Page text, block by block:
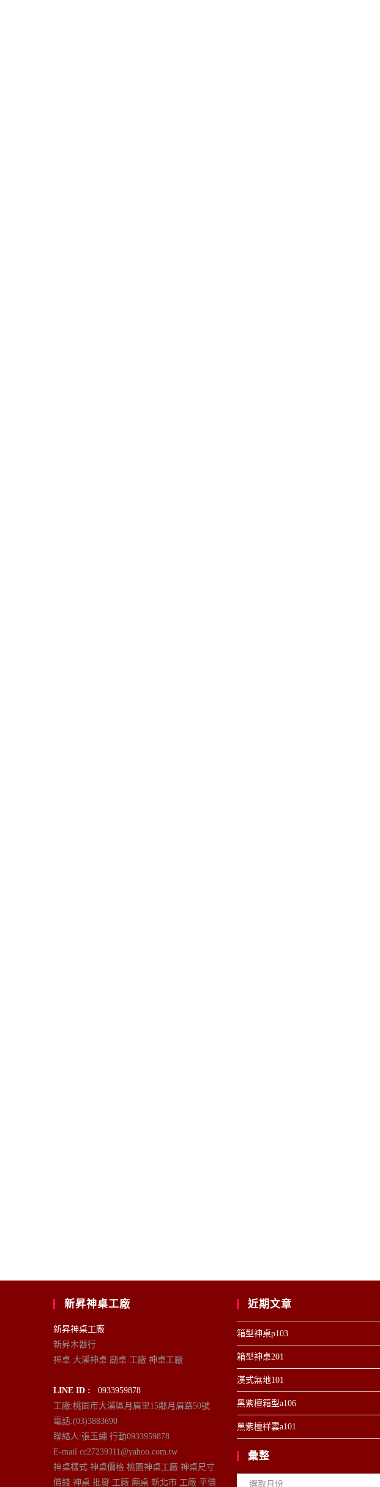
新昇神桌工廠
新昇神桌工廠
新昇木器行
神桌 大溪神桌 廟桌 工廠 神桌工廠
LINE ID :
0933959878
工廠:桃園市大溪區月眉里15鄰月眉路50號
電話:(03)3883690
聯絡人:張玉繡 行動0933959878
E-mail cc27239311@yahoo.com.tw
神桌樣式 神桌價格 桃園神桌工廠 神桌尺寸
價錢 神桌 批發 工廠 廟桌 新北市 工廠 平價
近期文章
箱型神桌p103
箱型神桌201
漢式無地101
黑紫檀箱型a106
黑紫檀祥雲a101
彙整